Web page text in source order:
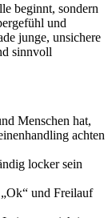
beginnt, sondern
und
junge, unsichere
sinnvoll
Menschen hat,
achten
locker sein
und Freilauf